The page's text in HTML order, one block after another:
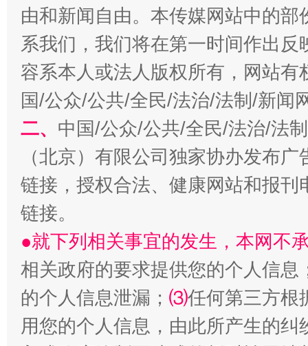
揭开“小金库”的免责幌子
受贿1.44亿！段成刚被判无期 从幼
由和新闻自由。本传媒网站中的
系我们，我们将在第一时间作出
容系本人或法人版权所有，网站
国/公众/公共/全民/法治/法制/新闻
二、 中国/公众/公共/全民/法治/法
（北京）有限公司独家协办发布
链接，授权合法、健康网站和报
链接。
●就下列相关事宜的发生，本网不
相关政府的要求提供您的个人信息
的个人信息泄漏； ⑶任何第三方根
用您的个人信息，由此所产生的纠